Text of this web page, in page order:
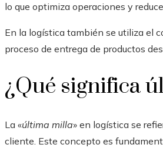
lo que optimiza operaciones y
En la logística también se utiliza el
proceso de entrega de productos
¿Qué significa
La «última milla» en logística se
cliente. Este concepto es